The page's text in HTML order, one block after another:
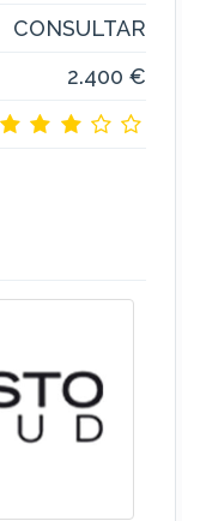
CONSULTAR
2.400 €